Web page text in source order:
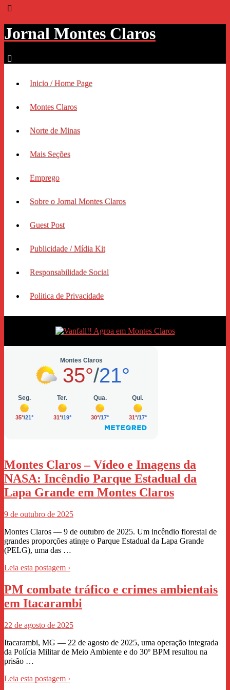
Jornal Montes Claros
Inicio / Home Page
Montes Claros
Norte de Minas
Mais Seções
Emprego
Sobre o Jornal Montes Claros
Guest Post
Publicidade / Mídia Kit
Responsabilidade Social
Politica de Privacidade
Montes Claros – Vídeo e Imagens da
NASA: Incêndio Parque Estadual da
Lapa Grande em Montes Claros
9 de outubro de 2025
Montes Claros — 9 de outubro de 2025. Um incêndio florestal de
grandes proporções atinge o Parque Estadual da Lapa Grande
(PELG), uma das …
Leia esta postagem ›
PM combate tráfico e crimes ambientais
em Itacarambi
22 de agosto de 2025
Itacarambi, MG — 22 de agosto de 2025, uma operação integrada
da Polícia Militar de Meio Ambiente e do 30º BPM resultou na
prisão …
Leia esta postagem ›